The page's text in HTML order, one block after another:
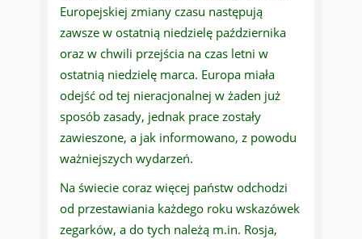
Europejskiej zmiany czasu następują
zawsze w ostatnią niedzielę października
oraz w chwili przejścia na czas letni w
ostatnią niedzielę marca. Europa miała
odejść od tej nieracjonalnej w żaden już
sposób zasady, jednak prace zostały
zawieszone, a jak informowano, z powodu
ważniejszych wydarzeń.
Na świecie coraz więcej państw odchodzi
od przestawiania każdego roku wskazówek
zegarków, a do tych należą m.in. Rosja,